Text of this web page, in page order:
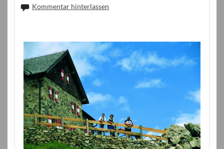
Kommentar hinterlassen